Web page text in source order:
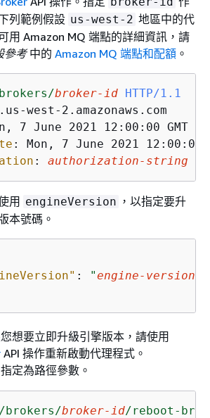
列範例假設 us-west-2 地區中的代
用 Amazon MQ 端點的詳細資訊，請
參考中的 Amazon MQ 端點和配額 。
broker-id HTTP/1.1
:
: authorization-string
用 engineVersion ，以指定要升
本號碼。
: "engine-version-
您想要立即升級引擎版本，請使用
API 操作重新啟動代理程式。
指定為路徑參數。
brokers/broker-id/reboot-